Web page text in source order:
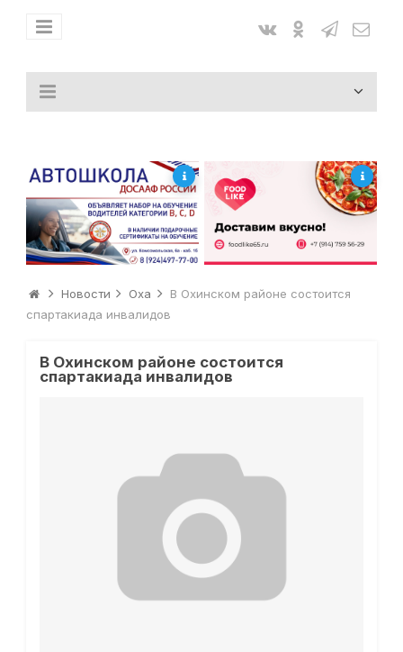
Новости Оха
В Охинском районе состоится
спартакиада инвалидов
В Охинском районе состоится
спартакиада инвалидов